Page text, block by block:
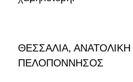
ΘΕΣΣΑΛΙΑ,
ΠΕΛΟΠΟΝΝΗΣΟΣ